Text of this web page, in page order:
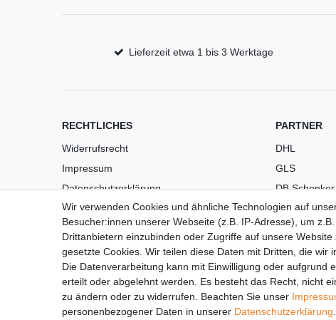
Lieferzeit etwa 1 bis 3 Werktage
RECHTLICHES
Widerrufsrecht
Impressum
Datenschutzerklärung
AGB
Versandkosten
Barrierefreiheit
Anleitungen
Vertrag widerrufen
PARTNER
DHL
GLS
DB Schenker
PaketPLUS
Wir verwenden Cookies und ähnliche Technologien auf
Besucher:innen unserer Webseite (z.B. IP-Adresse), um
Drittanbietern einzubinden oder Zugriffe auf unsere
gesetzte Cookies. Wir teilen diese Daten mit Dritten, die wir
Die Datenverarbeitung kann mit Einwilligung oder
erteilt oder abgelehnt werden. Es besteht das Recht, nicht
zu ändern oder zu widerrufen. Beachten Sie unser
personenbezogener Daten in unserer Daten­schutz­erklärung